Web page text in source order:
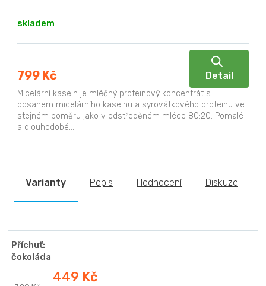
skladem
799 Kč Detail
Micelární kasein je mléčný proteinový koncentrát s
obsahem micelárního kaseinu a syrovátkového proteinu ve
stejném poměru jako v odstředěném mléce 80:20. Pomalé
a dlouhodobé...
Varianty Popis Hodnocení Diskuze
Příchuť:
čokoláda
449 Kč